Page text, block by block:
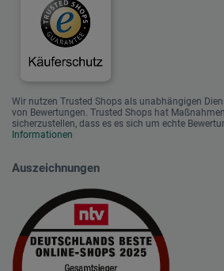
Wir nutzen Trusted Shops als unabhängigen
von Bewertungen. Trusted Shops hat
sicherzustellen, dass es es sich um echte
Informationen
Auszeichnungen